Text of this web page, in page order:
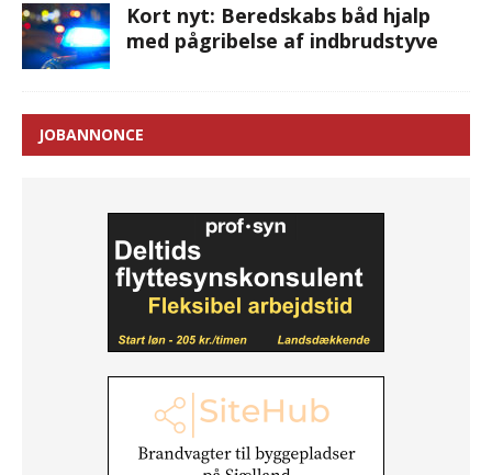
Kort nyt: Beredskabs båd hjalp
med pågribelse af indbrudstyve
JOBANNONCE